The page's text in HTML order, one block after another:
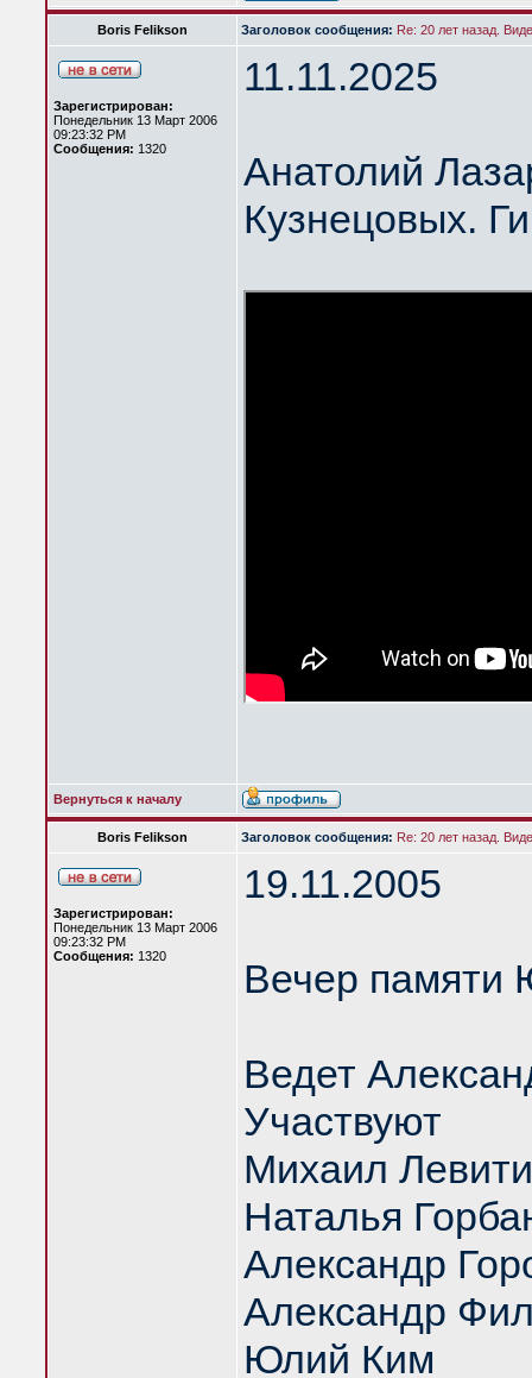
Boris Felikson Заголовок сообщения: Re: 20 лет назад.
Зарегистрирован:
Понедельник 13 Март 2006
09:23:32 PM
Сообщения: 1320
11.11.2025
Анатолий
Кузнецовых.
Вернуться к началу
Boris Felikson Заголовок сообщения: Re: 20 лет назад.
Зарегистрирован:
Понедельник 13 Март 2006
09:23:32 PM
Сообщения: 1320
19.11.2005
Вечер памяти
Ведет
Участвуют
Михаил
Наталья
Александр
Александр
Юлий Ким